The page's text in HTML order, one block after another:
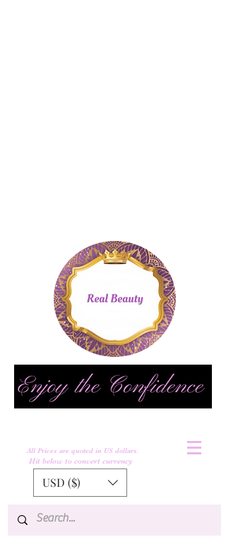
All Prices are quoted in US dollars.
Hit below to convert currency
USD ($)